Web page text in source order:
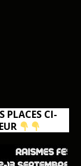
PLACES CI-